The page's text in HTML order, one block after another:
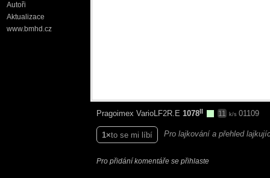
Pragoimex VarioLF2R.E 1078 11 k/s 01109
1 to se mi líbí Pro lajkování a přehled
Pro přidání komentáře se přihlaste
Autoři
Aktualizace
www.bmhd.cz